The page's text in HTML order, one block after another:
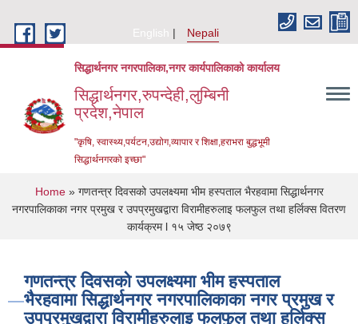
English
Nepali
सिद्धार्थनगर नगरपालिका,नगर कार्यपालिकाको कार्यालय
सिद्धार्थनगर,रुपन्देही,लुम्बिनी
प्रदेश,नेपाल
"कृषि, स्वास्थ्य,पर्यटन,उद्योग,व्यापार र शिक्षा,हराभरा बुद्धभूमी
सिद्धार्थनगरको इच्छा"
You are here
Home» गणतन्त्र दिवसको उपलक्ष्यमा भीम हस्पताल भैरहवामा सिद्धार्थनगर
नगरपालिकाका नगर प्रमुख र उपप्रमुखद्वारा विरामीहरुलाइ फलफुल तथा हर्लिक्स वितरण
कार्यक्रम l १५ जेष्ठ २०७९
गणतन्त्र दिवसको उपलक्ष्यमा भीम हस्पताल
भैरहवामा सिद्धार्थनगर नगरपालिकाका नगर प्रमुख र
उपप्रमुखद्वारा विरामीहरुलाइ फलफुल तथा हर्लिक्स